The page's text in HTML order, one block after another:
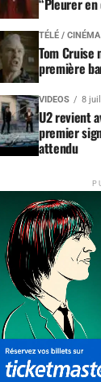
“Pleurer en
TÉLÉ / CINÉMA
Tom Cruise
première
VIDEOS 8
U2 revient
premier
attendu